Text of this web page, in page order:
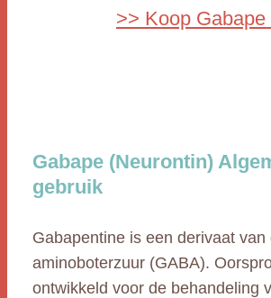
>> Koop Gabape
Gabape (Neurontin)
gebruik
Gabapentine is een derivaat van
aminoboterzuur (GABA).
ontwikkeld voor de behandeling